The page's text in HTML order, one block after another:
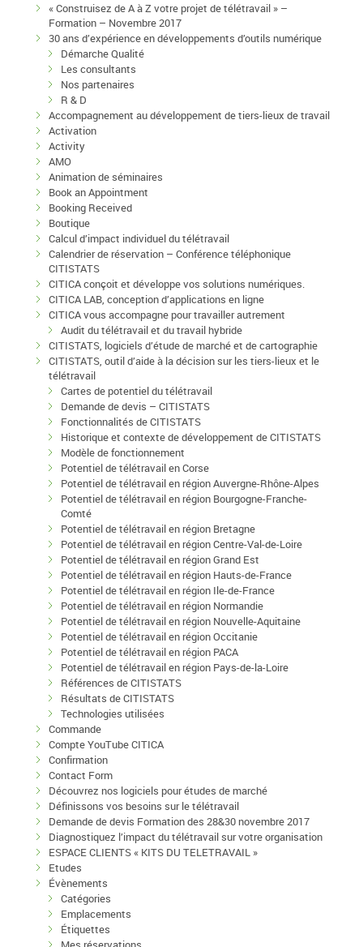
« Construisez de A à Z votre projet de télétravail » –
Formation – Novembre 2017
30 ans d’expérience en développements d’outils numérique
Démarche Qualité
Les consultants
Nos partenaires
R & D
Accompagnement au développement de tiers-lieux de travail
Activation
Activity
AMO
Animation de séminaires
Book an Appointment
Booking Received
Boutique
Calcul d’impact individuel du télétravail
Calendrier de réservation – Conférence téléphonique
CITISTATS
CITICA conçoit et développe vos solutions numériques.
CITICA LAB, conception d’applications en ligne
CITICA vous accompagne pour travailler autrement
Audit du télétravail et du travail hybride
CITISTATS, logiciels d’étude de marché et de cartographie
CITISTATS, outil d’aide à la décision sur les tiers-lieux et le
télétravail
Cartes de potentiel du télétravail
Demande de devis – CITISTATS
Fonctionnalités de CITISTATS
Historique et contexte de développement de CITISTATS
Modèle de fonctionnement
Potentiel de télétravail en Corse
Potentiel de télétravail en région Auvergne-Rhône-Alpes
Potentiel de télétravail en région Bourgogne-Franche-
Comté
Potentiel de télétravail en région Bretagne
Potentiel de télétravail en région Centre-Val-de-Loire
Potentiel de télétravail en région Grand Est
Potentiel de télétravail en région Hauts-de-France
Potentiel de télétravail en région Ile-de-France
Potentiel de télétravail en région Normandie
Potentiel de télétravail en région Nouvelle-Aquitaine
Potentiel de télétravail en région Occitanie
Potentiel de télétravail en région PACA
Potentiel de télétravail en région Pays-de-la-Loire
Références de CITISTATS
Résultats de CITISTATS
Technologies utilisées
Commande
Compte YouTube CITICA
Confirmation
Contact Form
Découvrez nos logiciels pour études de marché
Définissons vos besoins sur le télétravail
Demande de devis Formation des 28&30 novembre 2017
Diagnostiquez l’impact du télétravail sur votre organisation
ESPACE CLIENTS « KITS DU TELETRAVAIL »
Etudes
Évènements
Catégories
Emplacements
Étiquettes